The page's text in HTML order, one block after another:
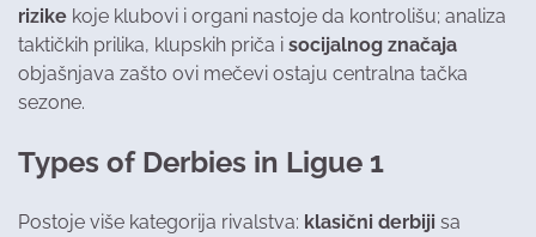
rizike koje klubovi i organi nastoje da kontrolišu; analiza
taktičkih prilika, klupskih priča i socijalnog značaja
objašnjava zašto ovi mečevi ostaju centralna tačka
sezone.
Types of Derbies in Ligue 1
Postoje više kategorija rivalstva: klasični derbiji sa